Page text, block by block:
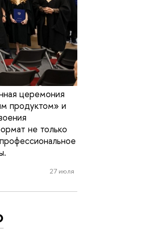
церемония
продуктом» и
не только
27 июля